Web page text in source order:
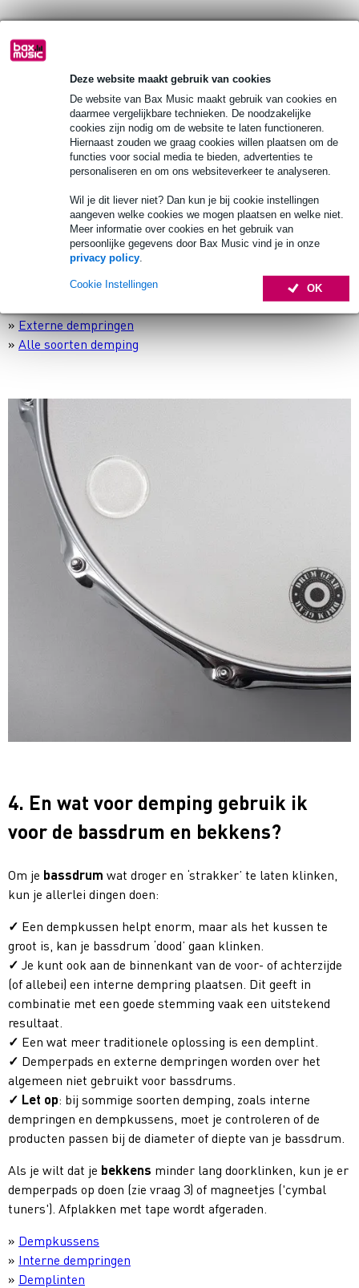
Deze website maakt gebruik van cookies
De website van Bax Music maakt gebruik van cookies en
daarmee vergelijkbare technieken. De noodzakelijke
cookies zijn nodig om de website te laten functioneren.
Hiernaast zouden we graag cookies willen plaatsen om de
functies voor social media te bieden, advertenties te
personaliseren en om ons websiteverkeer te analyseren.
Wil je dit liever niet? Dan kun je bij cookie instellingen
aangeven welke cookies we mogen plaatsen en welke niet.
Meer informatie over cookies en het gebruik van
persoonlijke gegevens door Bax Music vind je in onze
privacy policy
OK
Cookie Instellingen
demping gebruiken. Hierbij kunnen we de volgende tips
Demperpads('gel')enbuitendemperszijn universeel en
passen dus altijd. Het voordeel is bovendien dat je de mate
van demping vrij goed kunt beïnvloeden door ze op een
andere plek op het vel te leggen.
Populair bij startende drummers zijnexterne
dempringen. Deze hoef je alleen maar op de vellen te leggen.
Van alle dempmiddelen die er zijn, halen interne dempringen
de meeste boventonen weg. Let wel goed op of ze passen bij
de diameter van je trommels.
Demperpads
» Externe dempringen
» Alle soorten demping
4. En wat voor demping gebruik ik
voor de bassdrum en bekkens?
Om je bassdrum wat droger en ‘strakker’ te laten klinken,
kun je allerlei dingen doen:
Een dempkussen helpt enorm, maar als het kussen te
groot is, kan je bassdrum ‘dood’ gaan klinken.
Je kunt ook aan de binnenkant van de voor- of achterzijde
(of allebei) een interne dempring plaatsen. Dit geeft in
combinatie met een goede stemming vaak een uitstekend
resultaat.
Een wat meer traditionele oplossing is een demplint.
Demperpads en externe dempringen worden over het
algemeen niet gebruikt voor bassdrums.
Let op: bij sommige soorten demping, zoals interne
dempringen en dempkussens, moet je controleren of de
producten passen bij de diameter of diepte van je bassdrum.
Als je wilt dat je bekkens minder lang doorklinken, kun je er
demperpads op doen (zie vraag 3) of magneetjes ('cymbal
tuners'). Afplakken met tape wordt afgeraden.
» Dempkussens
» Interne dempringen
» Demplinten